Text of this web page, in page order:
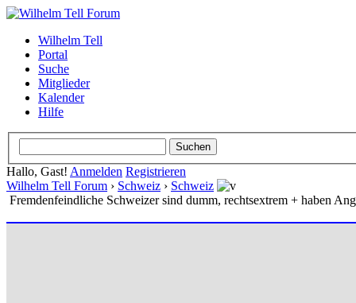
Wilhelm Tell
Portal
Suche
Mitglieder
Kalender
Hilfe
Hallo, Gast! Anmelden Registrieren
Wilhelm Tell Forum › Schweiz › Schweiz
Fremdenfeindliche Schweizer sind dumm, rechtsextrem + haben